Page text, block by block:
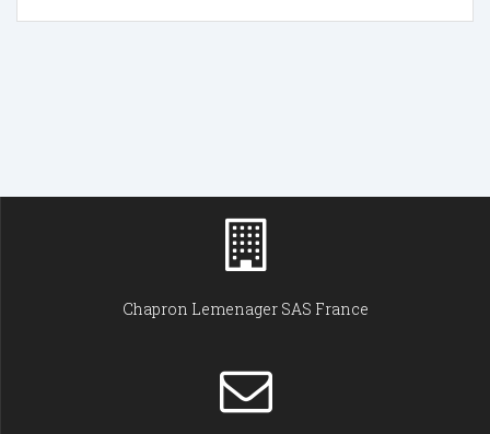
Chapron Lemenager SAS France